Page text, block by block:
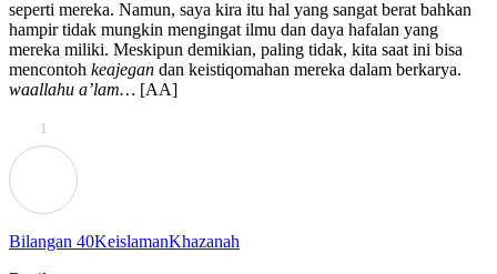
seperti mereka. Namun, saya kira itu hal yang sangat berat bahkan
hampir tidak mungkin mengingat ilmu dan daya hafalan yang
mereka miliki. Meskipun demikian, paling tidak, kita saat ini bisa
mencontoh keajegan dan keistiqomahan mereka dalam berkarya.
waallahu a’lam… [AA]
1
Bilangan 40KeislamanKhazanah